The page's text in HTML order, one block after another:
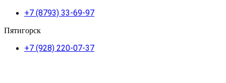
+7 (8793) 33-69-97
Пятигорск
+7 (928) 220-07-37